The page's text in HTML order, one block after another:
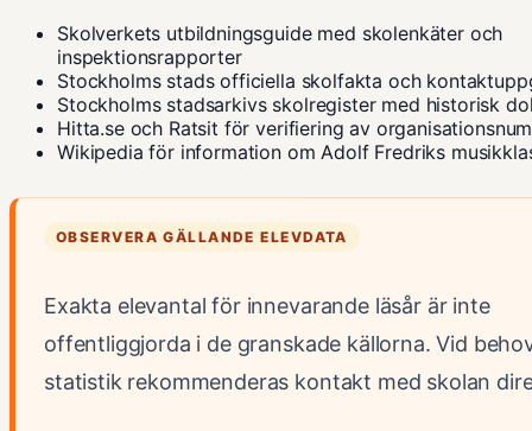
Skolverkets utbildningsguide med skolenkäter och
inspektionsrapporter
Stockholms stads officiella skolfakta och
Stockholms stadsarkivs skolregister med historisk
Hitta.se och Ratsit för verifiering av
Wikipedia för information om Adolf Fredriks
OBSERVERA GÄLLANDE ELEVDATA
Exakta elevantal för innevarande läsår är inte
offentliggjorda i de granskade källorna. Vid
statistik rekommenderas kontakt med skolan